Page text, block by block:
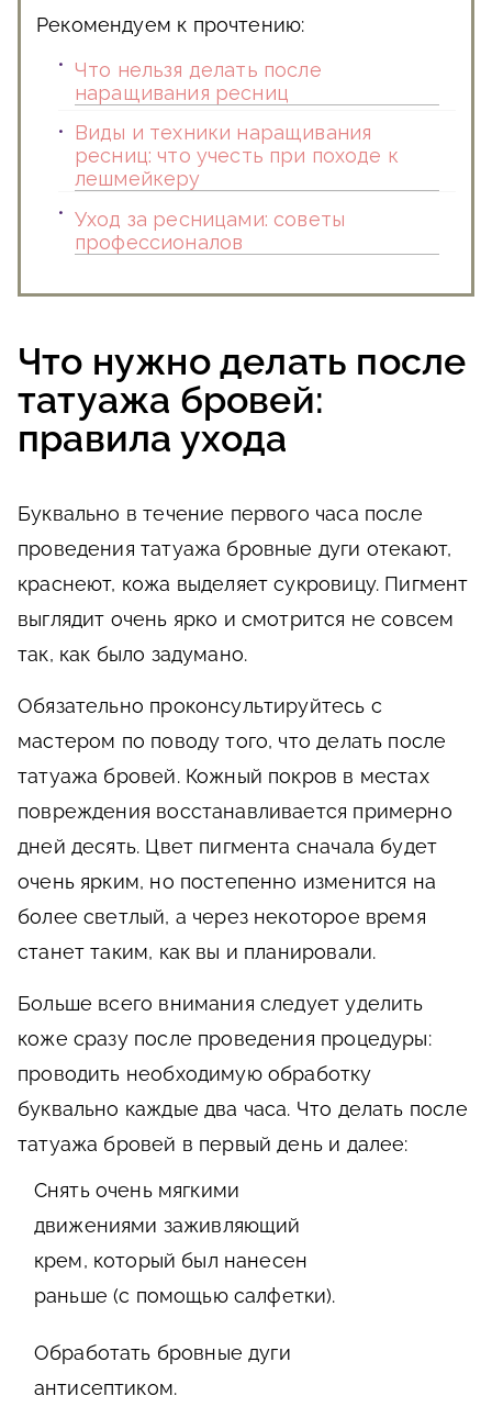
Рекомендуем к прочтению:
Что нельзя делать после
наращивания ресниц
Виды и техники наращивания
ресниц: что учесть при походе к
лешмейкеру
Уход за ресницами: советы
профессионалов
Что нужно делать после
татуажа бровей:
правила ухода
Буквально в течение первого часа после
проведения татуажа бровные дуги отекают,
краснеют, кожа выделяет сукровицу. Пигмент
выглядит очень ярко и смотрится не совсем
так, как было задумано.
Обязательно проконсультируйтесь с
мастером по поводу того, что делать после
татуажа бровей. Кожный покров в местах
повреждения восстанавливается примерно
дней десять. Цвет пигмента сначала будет
очень ярким, но постепенно изменится на
более светлый, а через некоторое время
станет таким, как вы и планировали.
Больше всего внимания следует уделить
коже сразу после проведения процедуры:
проводить необходимую обработку
буквально каждые два часа. Что делать после
татуажа бровей в первый день и далее:
Снять очень мягкими
движениями заживляющий
крем, который был нанесен
раньше (с помощью салфетки).
Обработать бровные дуги
антисептиком.